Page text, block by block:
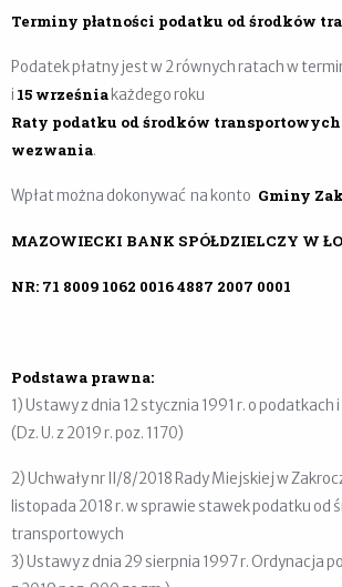
Terminy płatności podatku od środków
Podatek płatny jest w 2 równych ratach w
i 15 września każdego roku
Raty podatku od środków transportowych
wezwania.
Wpłat można dokonywać na konto Gminy
MAZOWIECKI BANK SPÓŁDZIELCZY W
NR: 71 8009 1062 0016 4887 2007 0001
Podstawa prawna:
1) Ustawy z dnia 12 stycznia 1991 r. o podatkach
(Dz. U. z 2019 r. poz. 1170)
2) Uchwały nr II/8/2018 Rady Miejskiej w
listopada 2018 r. w sprawie stawek podatku od
transportowych
3) Ustawy z dnia 29 sierpnia 1997 r. Ordynacja